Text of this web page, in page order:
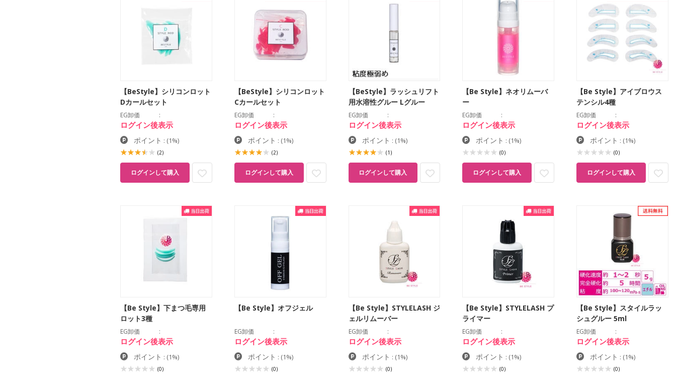
【BeStyle】シリコンロット
Dカールセット
EG卸価
ログイン後表示
ポイント : (1%)
(2)
ログインして購入
【BeStyle】シリコンロット
Cカールセット
EG卸価
ログイン後表示
ポイント : (1%)
(2)
ログインして購入
【BeStyle】ラッシュリフト
用水溶性グルー Lグルー
EG卸価
ログイン後表示
ポイント : (1%)
(1)
ログインして購入
【Be Style】ネオリムーバ
ー
EG卸価
ログイン後表示
ポイント : (1%)
(0)
ログインして購入
【Be Style】アイブロウス
テンシル4種
EG卸価
ログイン後表示
ポイント : (1%)
(0)
ログインして購入
【Be Style】下まつ毛専用
ロット3種
EG卸価
ログイン後表示
ポイント : (1%)
(0)
【Be Style】オフジェル
EG卸価
ログイン後表示
ポイント : (1%)
(0)
【Be Style】STYLELASH ジ
ェルリムーバー
EG卸価
ログイン後表示
ポイント : (1%)
(0)
【Be Style】STYLELASH プ
ライマー
EG卸価
ログイン後表示
ポイント : (1%)
(0)
【Be Style】スタイルラッ
シュグルー 5ml
EG卸価
ログイン後表示
ポイント : (1%)
(0)